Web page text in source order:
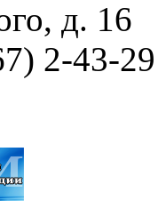
д. 16
2-43-29